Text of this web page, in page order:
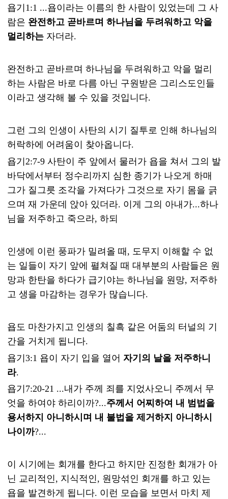
욥기1:1 ...욥이라는 이름의 한 사람이 있었는데 그 사
람은 완전하고 곧바르며 하나님을 두려워하고 악을
멀리하는 자더라.
완전하고 곧바르며 하나님을 두려워하고 악을 멀리
하는 사람은 바로 다름 아닌 구원받은 그리스도인들
이라고 생각해 볼 수 있을 것입니다.
그런 그의 인생이 사탄의 시기 질투로 인해 하나님의
허락하에 어려움이 찾아옵니다.
욥기2:7-9 사탄이 주 앞에서 물러가 욥을 쳐서 그의 발
바닥에서부터 정수리까지 심한 종기가 나오게 하매
그가 질그릇 조각을 가져다가 그것으로 자기 몸을 긁
으며 재 가운데 앉아 있더라. 이게 그의 아내가...하나
님을 저주하고 죽으라, 하되
인생에 이런 풍파가 밀려올 때, 도무지 이해할 수 없
는 일들이 자기 앞에 펼쳐질 때 대부분의 사람들은 원
망과 한탄을 하다가 급기야는 하나님을 원망, 저주하
고 생을 마감하는 경우가 많습니다.
욥도 마찬가지고 인생의 칠흑 같은 어둠의 터널의 기
간을 거치게 됩니다.
욥기3:1 욥이 자기 입을 열어 자기의 날을 저주하니
라.
욥기7:20-21 ...내가 주께 죄를 지었사오니 주께서 무
엇을 하여야 하리이까?...주께서 어찌하여 내 범법을
용서하지 아니하시며 내 불법을 제거하지 아니하시
나이까?...
이 시기에는 회개를 한다고 하지만 진정한 회개가 아
닌 교리적인, 지식적인, 원망섞인 회개를 하고 있는
욥을 발견하게 됩니다. 이런 모습을 보면서 마치 제